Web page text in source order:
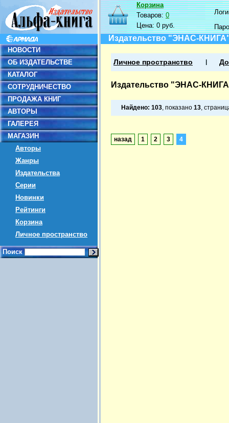
НОВОСТИ
ОБ ИЗДАТЕЛЬСТВЕ
КАТАЛОГ
СОТРУДНИЧЕСТВО
ПРОДАЖА КНИГ
АВТОРЫ
ГАЛЕРЕЯ
МАГАЗИН
Авторы
Жанры
Издательства
Серии
Новинки
Рейтинги
Корзина
Личное пространство
Поиск
Корзина
Товаров:0
Цена:0 руб.
Издательство "ЭНАС-
Личное пространство
Издательство "ЭНАС-
Найдено: 103, показано 13,
назад 1 2 3 4